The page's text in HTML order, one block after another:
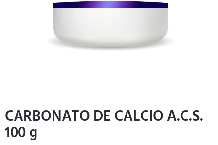
CARBONATO DE CALCIO A.C.S.
100 g